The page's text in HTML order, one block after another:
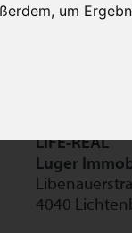
um
LIFE-REAL
Luger
4040